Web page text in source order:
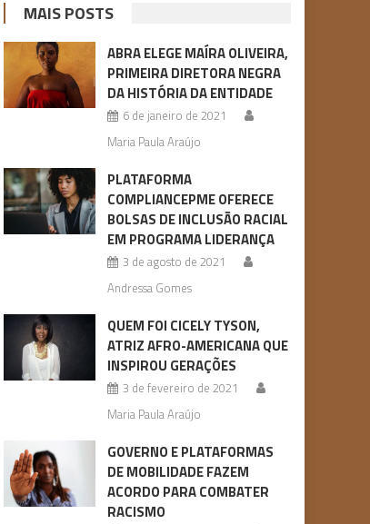
MAIS POSTS
ABRA ELEGE MAÍRA OLIVEIRA,
PRIMEIRA DIRETORA NEGRA
DA HISTÓRIA DA ENTIDADE
6 de janeiro de 2021
Maria Paula Araújo
PLATAFORMA
COMPLIANCEPME OFERECE
BOLSAS DE INCLUSÃO RACIAL
EM PROGRAMA LIDERANÇA
3 de agosto de 2021
Andressa Gomes
QUEM FOI CICELY TYSON,
ATRIZ AFRO-AMERICANA QUE
INSPIROU GERAÇÕES
3 de fevereiro de 2021
Maria Paula Araújo
GOVERNO E PLATAFORMAS
DE MOBILIDADE FAZEM
ACORDO PARA COMBATER
RACISMO